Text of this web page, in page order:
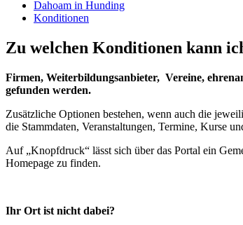
Dahoam in Hunding
Konditionen
Zu welchen Konditionen kann
Firmen, Weiterbildungsanbieter, Vereine,
gefunden werden.
Zusätzliche Optionen bestehen, wenn auch die
die Stammdaten, Veranstaltungen, Termine, Kurse
Auf „Knopfdruck“ lässt sich über das Portal ein
Homepage zu finden.
Ihr Ort ist nicht dabei?